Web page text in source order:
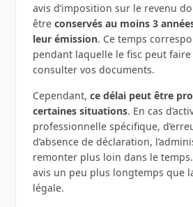
avis d’imposition sur le revenu
être conservés au moins 3
leur émission. Ce temps
pendant laquelle le fisc peut
consulter vos documents.
Cependant, ce délai peut être
certaines situations. En cas
professionnelle spécifique,
d’absence de déclaration,
remonter plus loin dans le
avis un peu plus longtemps que
légale.